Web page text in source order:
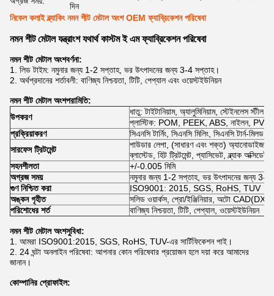
দিন
নিকেল কলাই ব্ল্যাকিং নমন শীট মেটাল অংশ OEM ফ্যাব্রিকেশন পরিষেবা
নমন শীট মেটাল যন্ত্রাংশ যথার্থ কাস্টম ই এম ফ্যাব্রিকেশন পরিষেবা
নমন শীট মেটাল অংশবর্ণনা:
1. লিড টাইম: নমুনার জন্য 1-2 সপ্তাহ, ভর উৎপাদনের জন্য 3-4 সপ্তাহ।
2. অর্থপ্রদানের শর্তাবলী: বাণিজ্য নিশ্চয়তা, টিটি, পেপ্যাল ​​এবং ওয়েস্টইউনিয়ন
নমন শীট মেটাল অংশপরামিতি:
উপকরণ
ধাতু: টাইটানিয়াম, অ্যালুমিনিয়াম, স্টেইনলেস স্টীল
প্লাস্টিক: POM, PEEK, ABS, নাইলন, PVC,
প্রক্রিয়াকরণ
সিএনসি টার্নিং, সিএনসি মিলিং, সিএনসি টার্ন-মিলড,
সারফেস ট্রিটমেন্ট
পাউডার লেপা, (সাধারণ এবং শক্ত) অ্যানোডাইজড,
ব্লাস্টেড, হিট ট্রিটমেন্ট, প্যাসিভেট, ব্ল্যাক
সহনশীলতা
+/-0.005 মিমি
অগ্রজ সময়
নমুনার জন্য 1-2 সপ্তাহ, ভর উৎপাদনের জন্য 3-4
গুণ নিশ্চিত করা
ISO9001: 2015, SGS, RoHS, TUV
অঙ্কন গৃহীত
সলিড ওয়ার্কস, প্রো/ইঞ্জিনিয়ার, অটো
পরিশোধের শর্ত
বাণিজ্য নিশ্চয়তা, টিটি, পেপ্যাল, ওয়েস্টইউনিয়ন
নমন শীট মেটাল অংশসুবিধা:
1. আমরা ISO9001:2015, SGS, RoHS, TUV-এর সার্টিফিকেশন পাই।
2. 24 ঘন্টা অনলাইন পরিষেবা: আপনার কোন পরিষেবার প্রয়োজন হলে দয়া করে আমাদের
জানান।
কোম্পানির প্রোফাইল: